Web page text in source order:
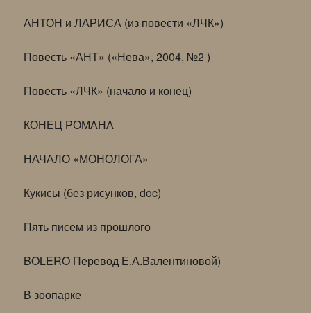
АНТОН и ЛАРИСА (из повести «ЛЧК»)
Повесть «АНТ» («Нева», 2004, №2 )
Повесть «ЛЧК» (начало и конец)
КОНЕЦ РОМАНА
НАЧАЛО «МОНОЛОГА»
Кукисы (без рисунков, doc)
Пять писем из прошлого
BOLERO Перевод Е.А.Валентиновой)
В зоопарке